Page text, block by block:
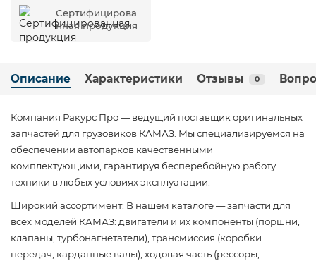
Сертифицирова
нная продукция
Описание Характеристики Отзывы 0
Компания Ракурс Про — ведущий поставщик оригинальных
запчастей для грузовиков КАМАЗ. Мы специализируемся на
обеспечении автопарков качественными
комплектующими, гарантируя бесперебойную работу
техники в любых условиях эксплуатации.
Широкий ассортимент: В нашем каталоге — запчасти для
всех моделей КАМАЗ: двигатели и их компоненты (поршни,
клапаны, турбонагнетатели), трансмиссия (коробки
передач, карданные валы), ходовая часть (рессоры,